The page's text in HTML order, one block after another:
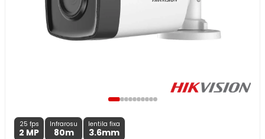
25 fps
2 MP
Infrarosu
80m
lentila fixa
3.6mm